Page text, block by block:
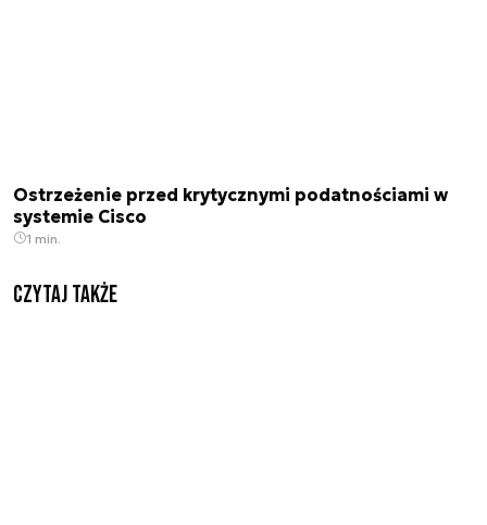
Ostrzeżenie przed krytycznymi podatnościami w
systemie Cisco
1 min.
Czytaj także